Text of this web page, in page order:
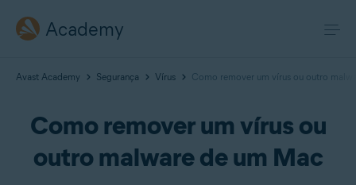
Academy
Avast Academy Segurança Vírus Como remover um vírus ou outro
Como remover um vírus ou
outro malware de um Mac